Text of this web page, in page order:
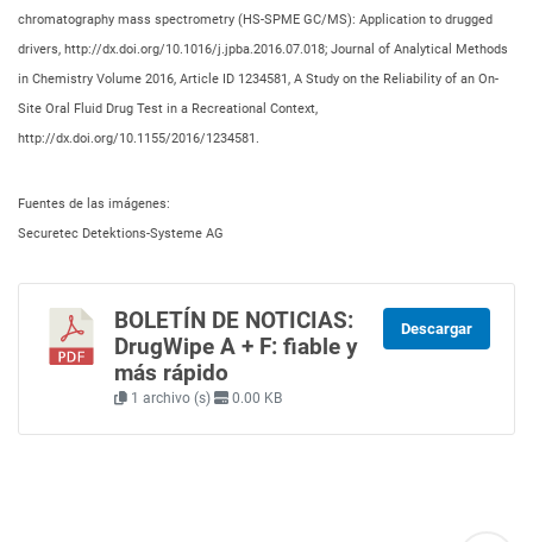
chromatography mass spectrometry (HS-SPME GC/MS): Application to drugged
drivers, http://dx.doi.org/10.1016/j.jpba.2016.07.018; Journal of Analytical Methods
in Chemistry Volume 2016, Article ID 1234581, A Study on the Reliability of an On-
Site Oral Fluid Drug Test in a Recreational Context,
http://dx.doi.org/10.1155/2016/1234581.
Fuentes de las imágenes:
Securetec Detektions-Systeme AG
BOLETÍN DE NOTICIAS:
DrugWipe A + F: fiable y
más rápido
1 archivo (s) 0.00 KB
Descargar